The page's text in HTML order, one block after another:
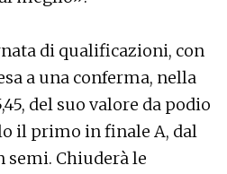
di qualificazioni, con
a una conferma, nella
del suo valore da podio
il primo in finale A, dal
semi. Chiuderà le